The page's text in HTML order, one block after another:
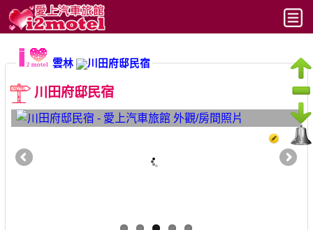
最新
六都
中部
雲林 川田府邸民宿
川田府邸民宿